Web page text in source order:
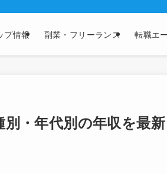
プ情報 副業・フリーランス 転職エ
別・年代別の年収を最新